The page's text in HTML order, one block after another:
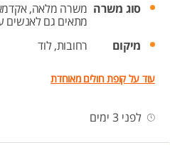
סוג משרה משרה מלאה,
מתאים גם לאנשים
מיקום
רחובות,לוד
עוד על קופת חולים מאוחדת
לפני 3 ימים